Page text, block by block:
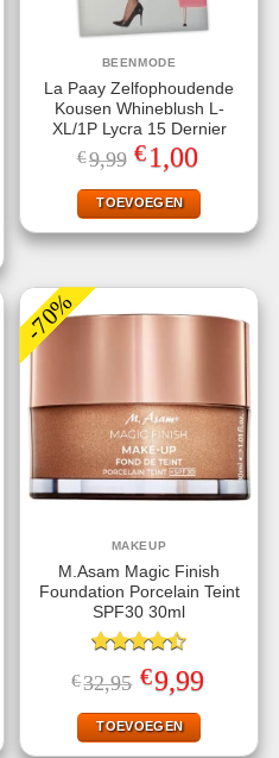
BEENMODE
La Paay Zelfophoudende
Kousen Whineblush L-
XL/1P Lycra 15 Dernier
€9,99 Oorspronkelijke
prijs
was:
€9,99.
€1,00
is:
€1,00.
TOEVOEGEN
-70%
MAKEUP
M.Asam Magic Finish
Foundation Porcelain Teint
SPF30 30ml
Gewaardeerd
4.50uit 5
€32,95 Oorspronkelijke
prijs
was:
€32,95.
€9,99Huidige
prijs
TOEVOEGEN